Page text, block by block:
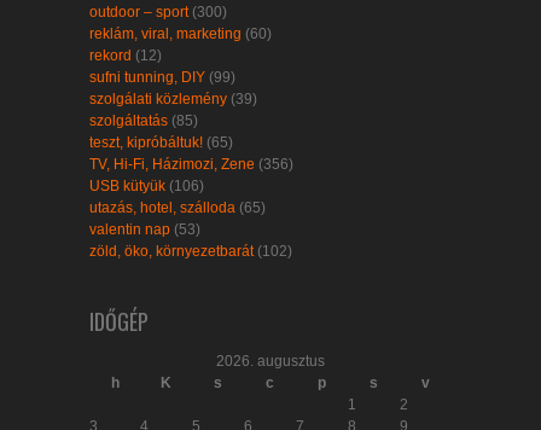
outdoor – sport (300)
reklám, viral, marketing (60)
rekord (12)
sufni tunning, DIY (99)
szolgálati közlemény (39)
szolgáltatás (85)
teszt, kipróbáltuk! (65)
TV, Hi-Fi, Házimozi, Zene (356)
USB kütyük (106)
utazás, hotel, szálloda (65)
valentin nap (53)
zöld, öko, környezetbarát (102)
IDŐGÉP
2026. augusztus
h
K s c p s
v
1
2
3
4 5 6 7 8
9